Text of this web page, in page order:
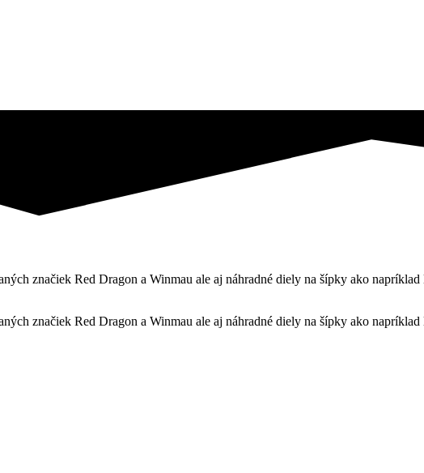
značiek Red Dragon a Winmau ale aj náhradné diely na šípky ako
značiek Red Dragon a Winmau ale aj náhradné diely na šípky ako